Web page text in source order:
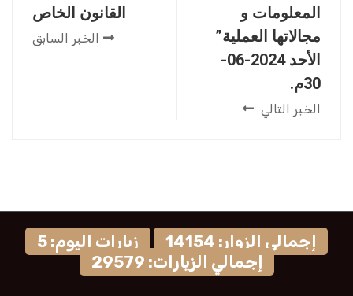
القانون الخاص
الخبر السابق
المعلومات و
مجالاتها العملية”
الأحد 2024-06-
30م.
الخبر التالي
إجمالي الزوار: 14154
زيارات اليوم: 5
إجمالي الزيارات: 29579